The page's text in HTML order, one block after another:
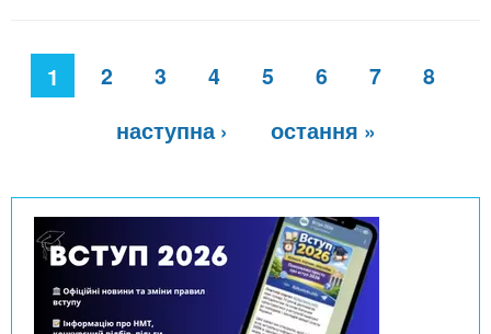
к
1 2 3 4 5 6 7
8
наступна ›
остання »